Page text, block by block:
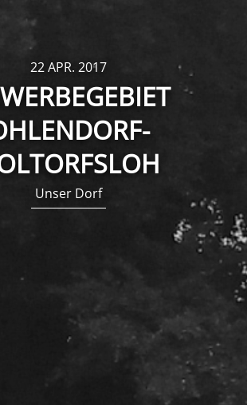
22 APR. 2017
Unser Dorf